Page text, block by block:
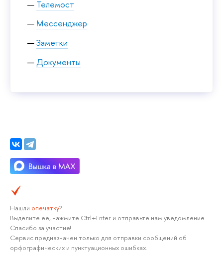
Телемост
Мессенджер
Заметки
Документы
Нашли опечатку?
Выделите её, нажмите Ctrl+Enter и отправьте нам уведомление.
Спасибо за участие!
Сервис предназначен только для отправки сообщений об
орфографических и пунктуационных ошибках.